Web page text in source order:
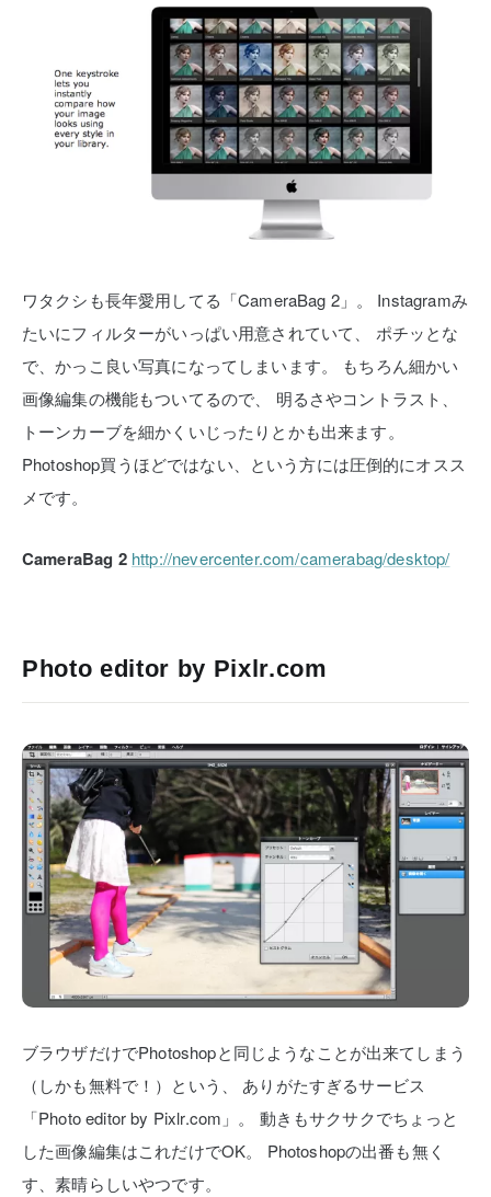
ワタクシも長年愛用してる「CameraBag 2」。
Instagramみ
たいにフィルターがいっぱい用意されていて、
ポチッとな
で、かっこ良い写真になってしまいます。
もちろん細かい
画像編集の機能もついてるので、
明るさやコントラスト、
トーンカーブを細かくいじったりとかも出来ます。
Photoshop買うほどではない、という方には圧倒的にオスス
メです。
CameraBag 2 http://nevercenter.com/camerabag/desktop/
Photo editor by Pixlr.com
ブラウザだけでPhotoshopと同じようなことが出来てしまう
（しかも無料で！）という、
ありがたすぎるサービス
「Photo editor by Pixlr.com」。
動きもサクサクでちょっと
した画像編集はこれだけでOK。
Photoshopの出番も無く
す、素晴らしいやつです。